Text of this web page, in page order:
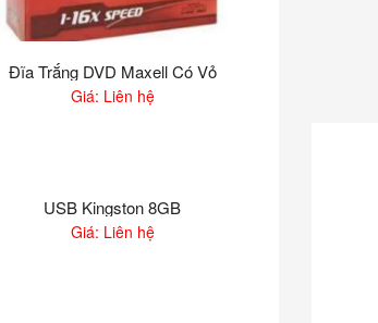
Đĩa Trắng DVD Maxell Có Vỏ
Giá: Liên hệ
USB Kingston 8GB
Giá: Liên hệ